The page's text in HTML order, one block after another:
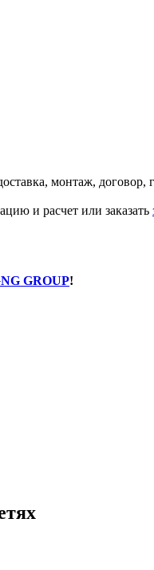
монтаж, договор,
и расчет или заказать
GROUP!